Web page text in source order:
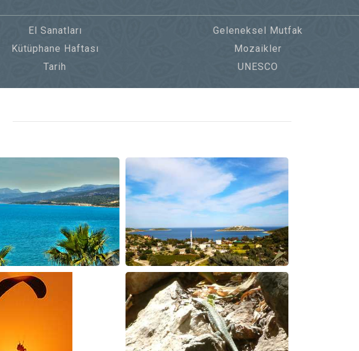
El Sanatları
Geleneksel Mutfak
Kütüphane Haftası
Mozaikler
Tarih UNESCO